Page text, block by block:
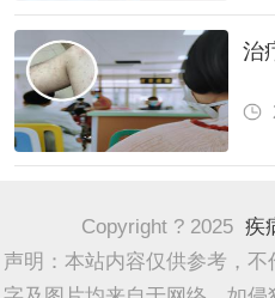
治
Copyright ? 2025 疾
声明：本站内容仅供参考，